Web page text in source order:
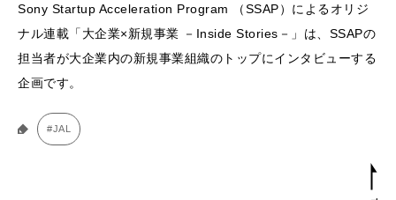
Sony Startup Acceleration Program （SSAP）によるオリジ
ナル連載「大企業×新規事業 －Inside Stories－」は、SSAPの
担当者が大企業内の新規事業組織のトップにインタビューする
企画です。
#JAL